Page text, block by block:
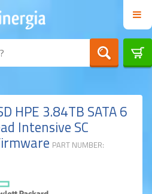
HPE 3.84TB SATA 6
Intensive SC
PART NUMBER: